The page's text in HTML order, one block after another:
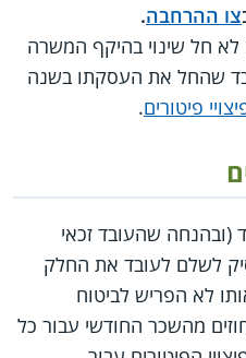
צו ההרחבה.
לא חל שינוי בהיקף המשרה
שהחל את העסקתו בשנה
פיטורים.
שהעובד זכאי
לשלם לעובד את החלק
לא הפריש לביטוח
(השלמה ל-⅓8 אחוזים מהשכר החודשי עבור כל